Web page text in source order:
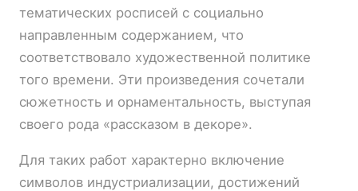
тематических росписей с социально
направленным содержанием, что
соответствовало художественной политике
того времени. Эти произведения сочетали
сюжетность и орнаментальность, выступая
своего рода «рассказом в декоре».
Для таких работ характерно включение
символов индустриализации, достижений